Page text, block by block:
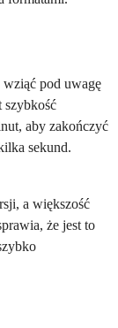
pod uwagę
szybkość
aby zakończyć
sekund.
a większość
że jest to